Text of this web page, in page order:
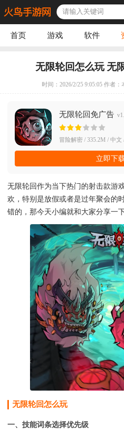
首页 游戏 软件
无限轮回怎么玩 无
时间：2026/2/25 9:05:05 作者：
无限轮回免广告
冒险解密 / 335.2M / 中文
立即下
无限轮回作为当下热门的射击款游
欢，特别是放假或者是过年聚会的
错的，那今天小编就和大家分享一
无限轮回怎么玩
一、技能词条选择优先级